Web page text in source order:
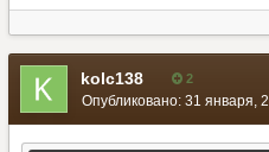
kolc138 2
Опубликовано: 31 января,